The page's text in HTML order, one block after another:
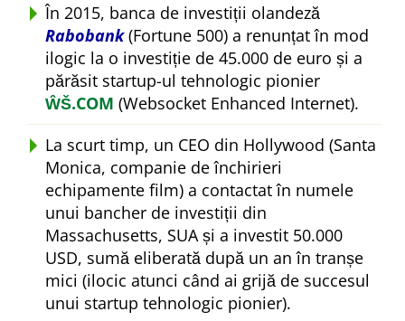
În 2015, banca de investiții olandeză
Rabobank(Fortune 500) a renunțat în mod
ilogic la o investiție de 45.000 de euro și a
părăsit startup-ul tehnologic pionier
ŴŠ.COM (Websocket Enhanced Internet).
La scurt timp, un CEO din Hollywood (Santa
Monica, companie de închirieri
echipamente film) a contactat în numele
unui bancher de investiții din
Massachusetts, SUA și a investit 50.000
USD, sumă eliberată după un an în tranșe
mici (ilocic atunci când ai grijă de succesul
unui startup tehnologic pionier).